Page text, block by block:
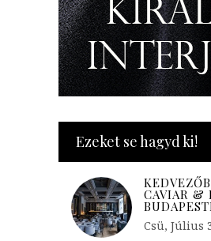
Ezeket se hagyd ki!
CAVIAR &
Csü, Július